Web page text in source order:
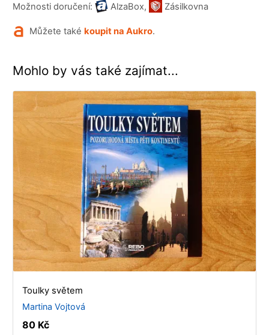
Možnosti doručení: AlzaBox, Zásilkovna
Můžete také koupit na Aukro.
Mohlo by vás také zajímat...
Toulky světem
Martina Vojtová
80 Kč